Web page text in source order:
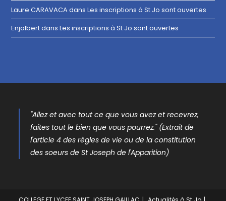
Laure CARAVACAdansLes inscriptions à St Jo sont ouvertes
EnjalbertdansLes inscriptions à St Jo sont ouvertes
"Allez et avec tout ce que vous avez et recevrez,
faîtes tout le bien que vous pourrez." (Extrait de
l'article 4 des règles de vie ou de la constitution
des soeurs de St Joseph de l'Apparition)